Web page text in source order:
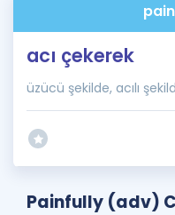
İngilizce Gramer
acı çekerek
üzücü şekilde, acılı
Painfully (adv)